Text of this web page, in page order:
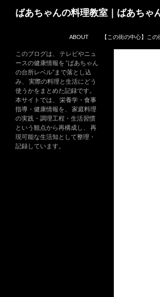
ばあちゃんの料理教室｜ばあちゃ
ABOUT 【この街の中心】こ
このブログは、 テレビやニュ
ースの健康情報を “ばあちゃん
の台所レベル”まで落とし込
み、 実際の料理と生活にどう
使うかをまとめた記録です。
本サイトでは、 栄養学・食事
指導・健康情報を、 家庭料理
の実践・調理工程・生活習慣
という観点から再構成し、 再
現可能な生活知として整理・
記録しています。